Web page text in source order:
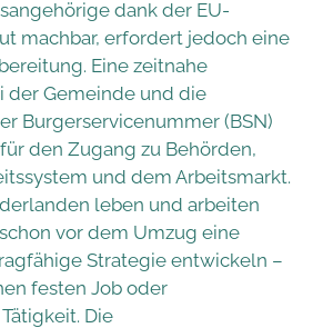
dank der EU-
machbar, erfordert jedoch eine
Eine zeitnahe
der Gemeinde und die
Burgerservicenummer (BSN)
den Zugang zu Behörden,
und dem Arbeitsmarkt.
leben und arbeiten
vor dem Umzug eine
Strategie entwickeln –
festen Job oder
Die